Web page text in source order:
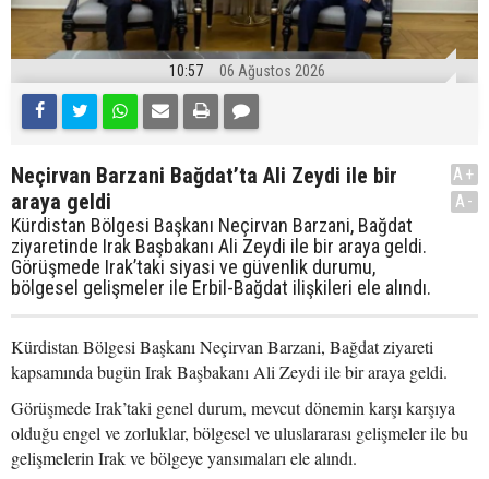
10:57 06 Ağustos 2026
Neçirvan Barzani Bağdat’ta Ali Zeydi ile bir
araya geldi
Kürdistan Bölgesi Başkanı Neçirvan Barzani, Bağdat
ziyaretinde Irak Başbakanı Ali Zeydi ile bir araya geldi.
Görüşmede Irak’taki siyasi ve güvenlik durumu,
bölgesel gelişmeler ile Erbil-Bağdat ilişkileri ele alındı.
A+
A-
Kürdistan Bölgesi Başkanı Neçirvan Barzani, Bağdat ziyareti
kapsamında bugün Irak Başbakanı Ali Zeydi ile bir araya geldi.
Görüşmede Irak’taki genel durum, mevcut dönemin karşı karşıya
olduğu engel ve zorluklar, bölgesel ve uluslararası gelişmeler ile bu
gelişmelerin Irak ve bölgeye yansımaları ele alındı.